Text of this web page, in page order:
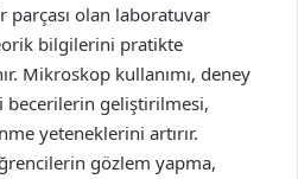
olan laboratuvar
bilgilerini pratikte
Mikroskop kullanımı, deney
becerilerin geliştirilmesi,
yeteneklerini artırır.
gözlem yapma,